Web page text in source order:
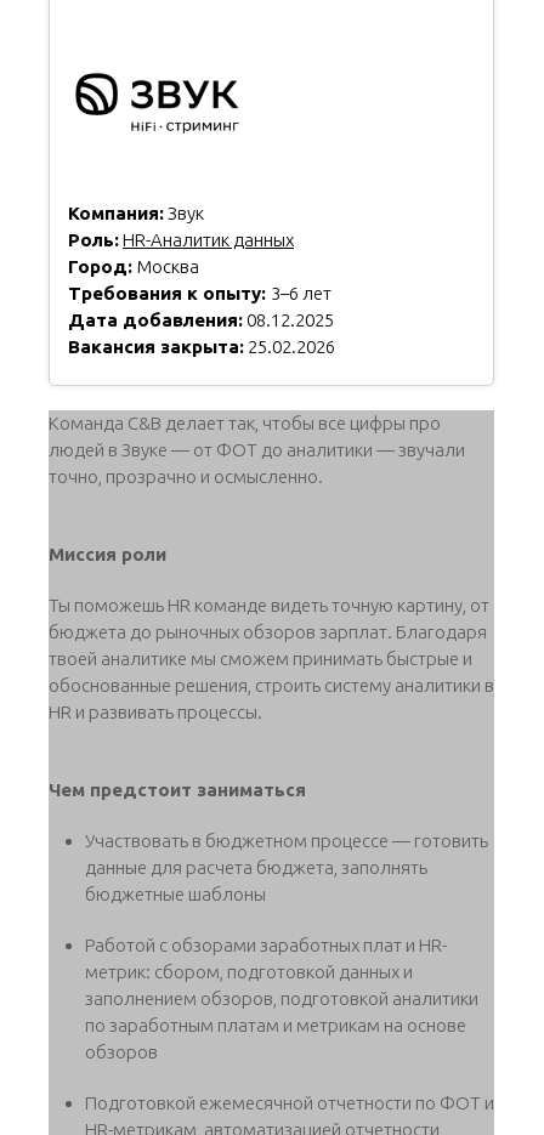
Компания:Звук
Роль:HR-Аналитик данных
Город: Москва
Требования к опыту: 3–6 лет
Дата добавления: 08.12.2025
Вакансия закрыта: 25.02.2026
Команда C&B делает так, чтобы все цифры про
людей в Звуке — от ФОТ до аналитики — звучали
точно, прозрачно и осмысленно.
Миссия роли
Ты поможешь HR команде видеть точную картину, от
бюджета до рыночных обзоров зарплат. Благодаря
твоей аналитике мы сможем принимать быстрые и
обоснованные решения, строить систему аналитики в
HR и развивать процессы.
Чем предстоит заниматься
Участвовать в бюджетном процессе — готовить
данные для расчета бюджета, заполнять
бюджетные шаблоны
Работой с обзорами заработных плат и HR-
метрик: сбором, подготовкой данных и
заполнением обзоров, подготовкой аналитики
по заработным платам и метрикам на основе
обзоров
Подготовкой ежемесячной отчетности по ФОТ и
HR-метрикам, автоматизацией отчетности